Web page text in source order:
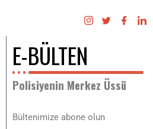
E-BÜLTEN
Polisiyenin Merkez Üssü
Bültenimize abone olun